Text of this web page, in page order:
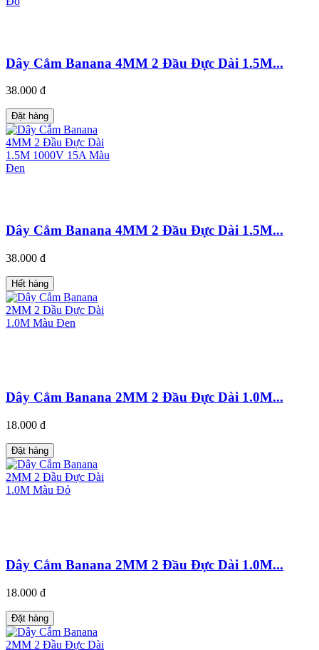
Dây Cắm Banana 4MM 2 Đầu Đực Dài 1.5M...
38.000 đ
Đặt hàng
Dây Cắm Banana 4MM 2 Đầu Đực Dài 1.5M...
38.000 đ
Hết hàng
Dây Cắm Banana 2MM 2 Đầu Đực Dài 1.0M...
18.000 đ
Đặt hàng
Dây Cắm Banana 2MM 2 Đầu Đực Dài 1.0M...
18.000 đ
Đặt hàng